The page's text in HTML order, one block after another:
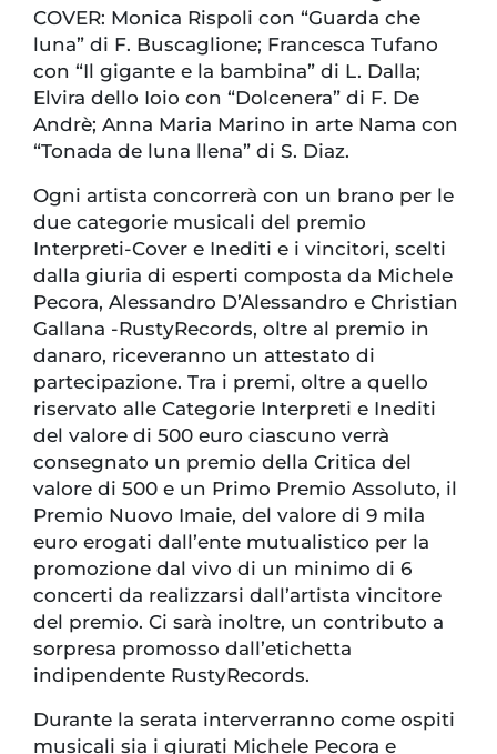
COVER: Monica Rispoli con “Guarda che
luna” di F. Buscaglione; Francesca Tufano
con “Il gigante e la bambina” di L. Dalla;
Elvira dello Ioio con “Dolcenera” di F. De
Andrè; Anna Maria Marino in arte Nama con
“Tonada de luna llena” di S. Diaz.
Ogni artista concorrerà con un brano per le
due categorie musicali del premio
Interpreti-Cover e Inediti e i vincitori, scelti
dalla giuria di esperti composta da Michele
Pecora, Alessandro D’Alessandro e Christian
Gallana -RustyRecords, oltre al premio in
danaro, riceveranno un attestato di
partecipazione. Tra i premi, oltre a quello
riservato alle Categorie Interpreti e Inediti
del valore di 500 euro ciascuno verrà
consegnato un premio della Critica del
valore di 500 e un Primo Premio Assoluto, il
Premio Nuovo Imaie, del valore di 9 mila
euro erogati dall’ente mutualistico per la
promozione dal vivo di un minimo di 6
concerti da realizzarsi dall’artista vincitore
del premio. Ci sarà inoltre, un contributo a
sorpresa promosso dall’etichetta
indipendente RustyRecords.
Durante la serata interverranno come ospiti
musicali sia i giurati Michele Pecora e